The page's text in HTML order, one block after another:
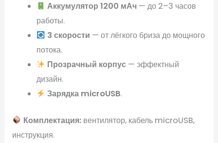
Аккумулятор 1200 мАч — до 2–3 часов
работы.
3 скорости — от лёгкого бриза до мощного
потока.
Прозрачный корпус — эффектный
дизайн.
Зарядка microUSB.
Комплектация:вентилятор, кабель microUSB,
инструкция.